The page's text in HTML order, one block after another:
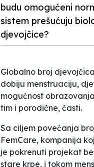
budu omogućeni
sistem prešućuju
djevojčice?
Globalno broj
dobiju menstruaciju,
mogućnost
tim i porodične, časti.
Sa ciljem povećanja
FemCare, kompanija
je pokrenuti projekat
stare krpe, i tokom